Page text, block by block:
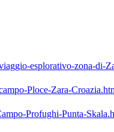
esplorativo-zona-di-
Ploce-Zara-
Profughi-Punta-